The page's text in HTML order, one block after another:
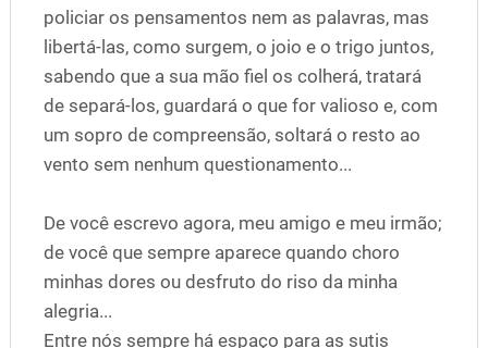
policiar os pensamentos nem as palavras, mas
libertá-las, como surgem, o joio e o trigo juntos,
sabendo que a sua mão fiel os colherá, tratará
de separá-los, guardará o que for valioso e, com
um sopro de compreensão, soltará o resto ao
vento sem nenhum questionamento...
De você escrevo agora, meu amigo e meu irmão;
de você que sempre aparece quando choro
minhas dores ou desfruto do riso da minha
alegria...
Entre nós sempre há espaço para as sutis